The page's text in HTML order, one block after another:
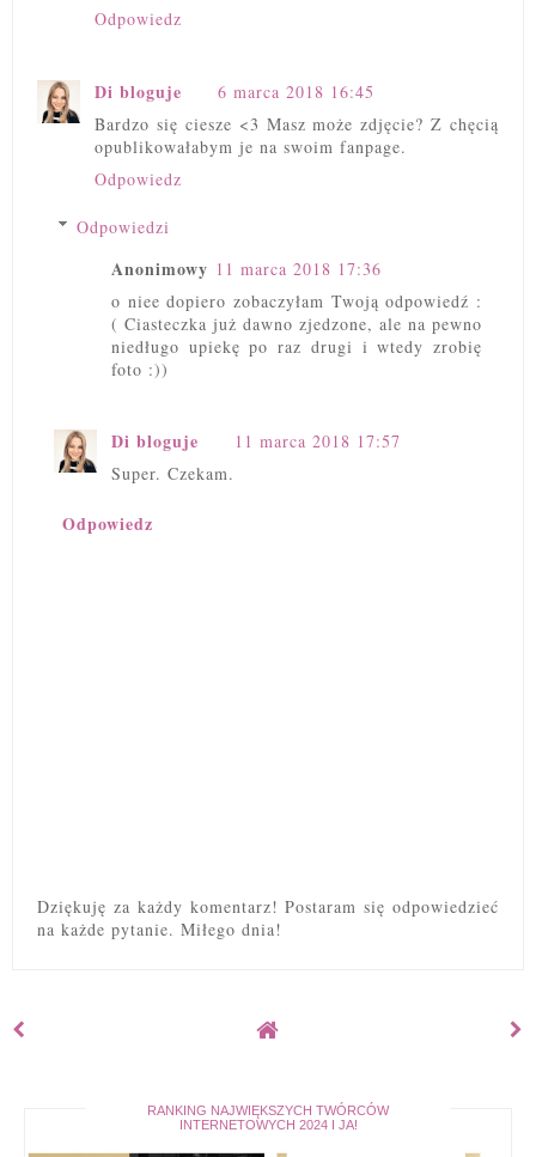
Odpowiedz
Di bloguje
6 marca 2018 16:45
Bardzo się ciesze <3 Masz może zdjęcie? Z chęcią
opublikowałabym je na swoim fanpage.
Odpowiedz
Odpowiedzi
Anonimowy 11 marca 2018 17:36
o niee dopiero zobaczyłam Twoją odpowiedź :
( Ciasteczka już dawno zjedzone, ale na pewno
niedługo upiekę po raz drugi i wtedy zrobię
foto :))
Di bloguje
11 marca 2018 17:57
Super. Czekam.
Odpowiedz
Dziękuję za każdy komentarz! Postaram się odpowiedzieć
na każde pytanie. Miłego dnia!
RANKING NAJWIĘKSZYCH TWÓRCÓW
INTERNETOWYCH 2024 I JA!